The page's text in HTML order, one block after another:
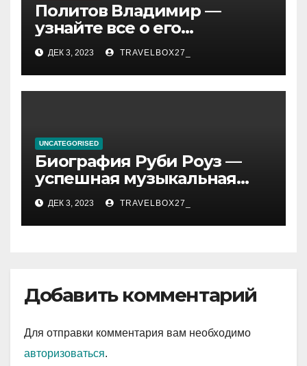
Политов Владимир —
узнайте все о его
биографии, возрасте и
впечатляющих
достижениях!
ДЕК 3, 2023 TRAVELBOX27_
UNCATEGORISED
Биография Руби Роуз —
успешная музыкальная
карьера, личная жизнь и
знаковые достижения
ДЕК 3, 2023 TRAVELBOX27_
Добавить комментарий
Для отправки комментария вам необходимо
авторизоваться.